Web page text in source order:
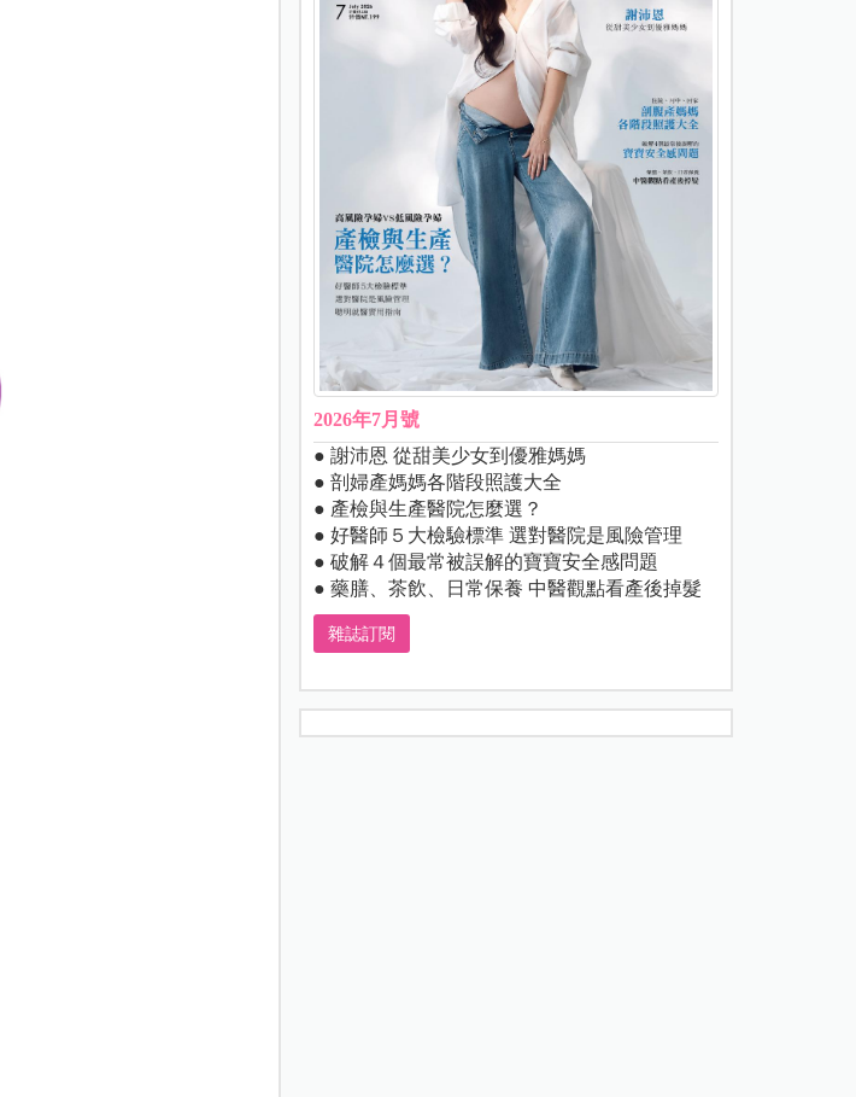
2026年7月號
● 謝沛恩 從甜美少女到優雅媽媽
● 剖婦產媽媽各階段照護大全
● 產檢與生產醫院怎麼選？
● 好醫師５大檢驗標準 選對醫院是風險管理
● 破解４個最常被誤解的寶寶安全感問題
● 藥膳、茶飲、日常保養 中醫觀點看產後掉髮
雜誌訂閱